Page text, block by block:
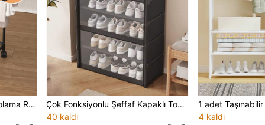
Döner 6 Tarafı Kıyafet Depolama Rafı, 6 Evrensel Tekerlekli Altıgen Hareketli Kurutma Rafı, 16mm Kalınlaştırılmış Metal Çubuk Ağır Hizmet, Siyah/Beyaz Seçenekli, Yatak Odası Balkon Çamaşır Odası Tüm Mevsimler Kıyafet Düzenleyici
Çok Fonksiyonlu Şeffaf Kapaklı Toz Geçirmez Ayakkabı Dolabı, Gardırop, Raflar, Ayakkabı Rafı, Ayakta Durabilen Teşhir Ünitesi, Özelleştirilebilir Montaj, Kitaplar İçin Yerden Durabilen Saklama Rafı, Yatak Odası, Oturma Odası, Ev, İç Mekan Depolama, Yatak Odası, Mutfak, Oturma Odası, Çalışma Odası, Ofis, Tatil Depolama, Sevgililer Günü Hediyesi
40 kaldı
4 kaldı